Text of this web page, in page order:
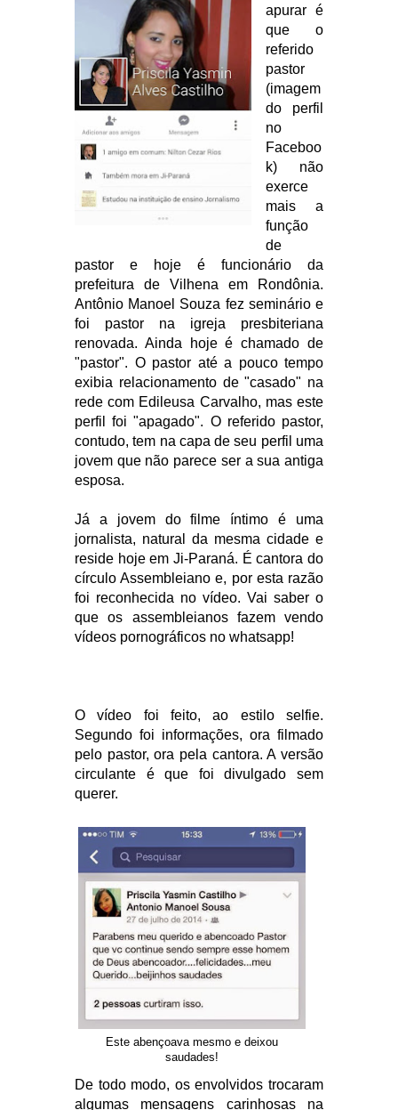
apurar é
que o
referido
pastor
(imagem
do perfil
no
Faceboo
k) não
exerce
mais a
função
de
pastor e hoje é funcionário da
prefeitura de Vilhena em Rondônia.
Antônio Manoel Souza fez seminário e
foi pastor na igreja presbiteriana
renovada. Ainda hoje é chamado de
"pastor". O pastor até a pouco tempo
exibia relacionamento de "casado" na
rede com Edileusa Carvalho, mas este
perfil foi "apagado". O referido pastor,
contudo, tem na capa de seu perfil uma
jovem que não parece ser a sua antiga
esposa.
Já a jovem do filme íntimo é uma
jornalista, natural da mesma cidade e
reside hoje em Ji-Paraná. É cantora do
círculo Assembleiano e, por esta razão
foi reconhecida no vídeo. Vai saber o
que os assembleianos fazem vendo
vídeos pornográficos no whatsapp!
O vídeo foi feito, ao estilo selfie.
Segundo foi informações, ora filmado
pelo pastor, ora pela cantora. A versão
circulante é que foi divulgado sem
querer.
Este abençoava mesmo e deixou
saudades!
De todo modo, os envolvidos trocaram
algumas mensagens carinhosas na